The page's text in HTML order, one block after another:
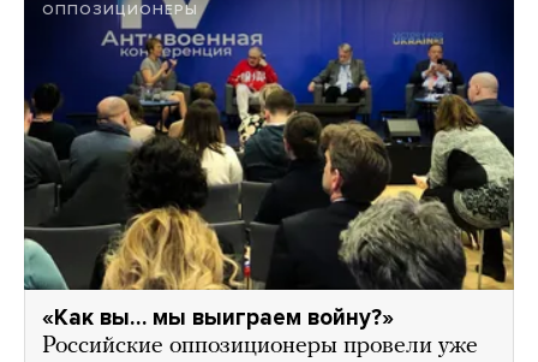
ОППОЗИЦИОНЕРЫ
«Как вы… мы выиграем войну?»
Российские оппозиционеры провели уже